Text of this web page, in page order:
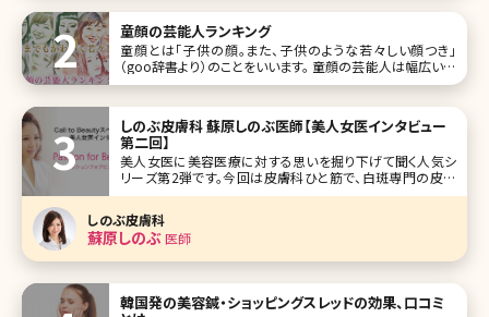
童顔の芸能人ランキング
童顔とは「子供の顔。また、子供のような若々しい顔つき」
（goo辞書より）のことをいいます。 童顔の芸能人は幅広い世
代にいます。印象として、いつまでも年をとらないなどが挙げ
しのぶ皮膚科 蘇原しのぶ医師【美人女医インタビュー
第二回】
美人女医に美容医療に対する思いを掘り下げて聞く人気シ
リーズ第2弾です。今回は皮膚科ひと筋で、白斑専門の皮膚
科の副院長を経て、東京港区三田（東京メトロ南北線、都営
三田線白金高輪駅）で皮膚科・美容皮膚科を開業されたしの
ぶ皮膚科院長の皮膚科医、蘇原しのぶ先生です。 女性の「美」
に貢献したいという熱い気持
しのぶ皮膚科
蘇原しのぶ医師
韓国発の美容鍼・ショッピングスレッドの効果、口コミ